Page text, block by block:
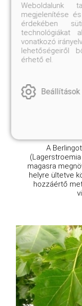
A
magasra
helyre ültetve
hozzáértő
Weboldalunk
megjelenítése
érdekében
technológiákat
vonatkozó
lehetőségeiről
érhető el.
Beállítások